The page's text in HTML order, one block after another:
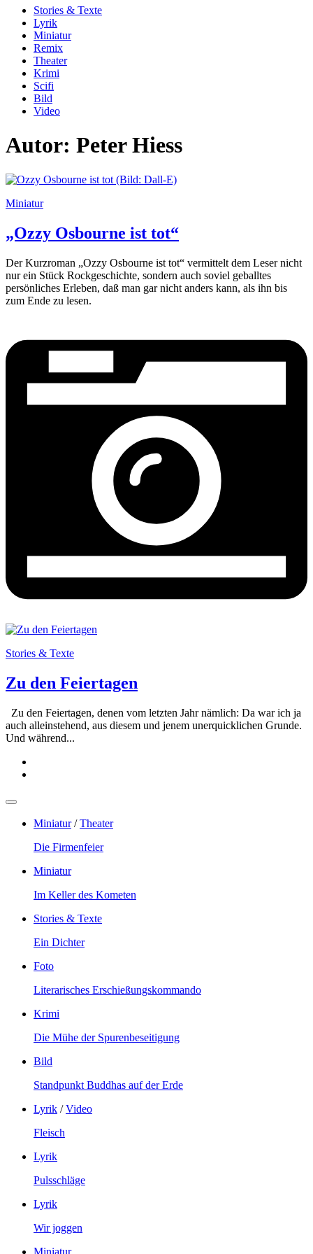
Stories & Texte
Lyrik
Miniatur
Remix
Theater
Krimi
Scifi
Bild
Video
Autor: Peter Hiess
Miniatur
„Ozzy Osbourne ist tot“
Der Kurzroman „Ozzy Osbourne ist tot“ vermittelt dem Leser nicht
nur ein Stück Rockgeschichte, sondern auch soviel geballtes
persönliches Erleben, daß man gar nicht anders kann, als ihn bis
zum Ende zu lesen.
Stories & Texte
Zu den Feiertagen
Zu den Feiertagen, denen vom letzten Jahr nämlich: Da war ich ja
auch alleinstehend, aus diesem und jenem unerquicklichen Grunde.
Und während...
Miniatur/Theater
Die Firmenfeier
Miniatur
Im Keller des Kometen
Stories & Texte
Ein Dichter
Foto
Literarisches Erschießungskommando
Krimi
Die Mühe der Spurenbeseitigung
Bild
Standpunkt Buddhas auf der Erde
Lyrik /Video
Fleisch
Lyrik
Pulsschläge
Lyrik
Wir joggen